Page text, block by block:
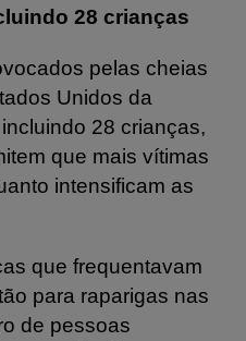
28 crianças
pelas cheias
Unidos da
28 crianças,
que mais vítimas
intensificam as
que frequentavam
para raparigas nas
de pessoas